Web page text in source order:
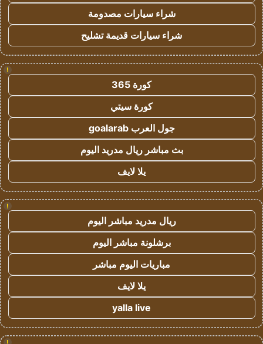
شراء سيارات مصدومة
شراء سيارات قديمة تشليح
!
كورة 365
كورة سيتي
جول العرب goalarab
بث مباشر ريال مدريد اليوم
يلا لايف
!
ريال مدريد مباشر اليوم
برشلونة مباشر اليوم
مباريات اليوم مباشر
يلا لايف
yalla live
!